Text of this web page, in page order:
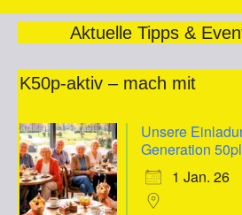
Aktuelle Tipps &
K50p-aktiv – mach mit
Unsere
Generation
1 Jan. 26